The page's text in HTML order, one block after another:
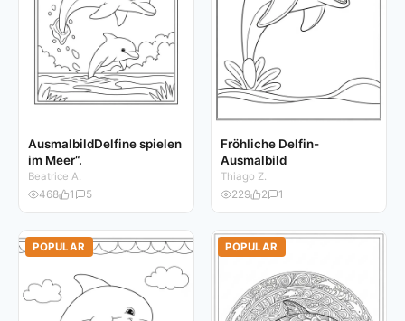
AusmalbildDelfine spielen
im Meer“.
Beatrice A.
468
1 5
Fröhliche Delfin-
Ausmalbild
Thiago Z.
229
2 1
POPULAR POPULAR